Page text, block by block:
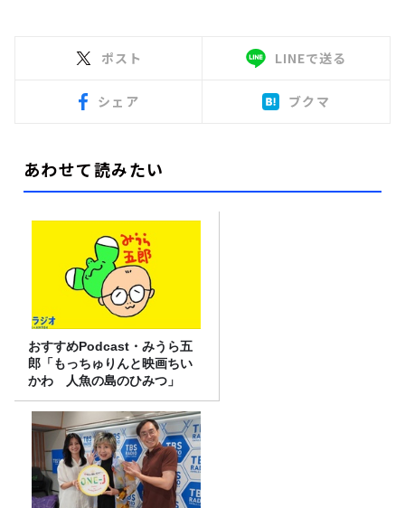
ポスト LINEで送る
シェア ブクマ
あわせて読みたい
おすすめPodcast・みうら五
郎「もっちゅりんと映画ちい
かわ 人魚の島のひみつ」